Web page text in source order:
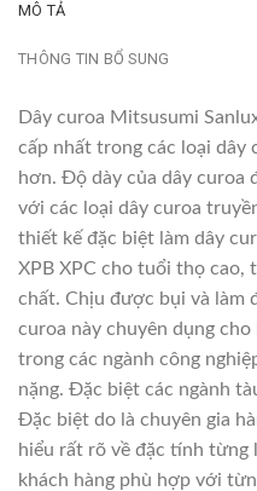
MÔ TẢ
THÔNG TIN BỔ SUNG
Dây curoa Mitsusumi
cấp nhất trong các loại dây
hơn. Độ dày của dây curoa
với các loại dây curoa
thiết kế đặc biệt làm dây
XPB XPC cho tuổi thọ cao,
chất. Chịu được bụi và làm
curoa này chuyên dụng
trong các ngành công
nặng. Đặc biệt các ngành
Đặc biệt do là chuyên gia
hiểu rất rõ về đặc tính
khách hàng phù hợp với